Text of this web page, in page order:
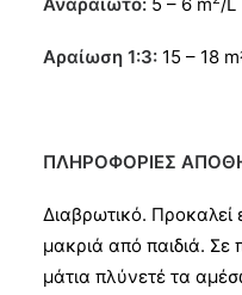
Αραίωση 1:3: 15 – 18 m
ΠΛΗΡΟΦΟΡΙΕΣ
Διαβρωτικό.
μακριά από παιδιά.
μάτια πλύνετέ τα